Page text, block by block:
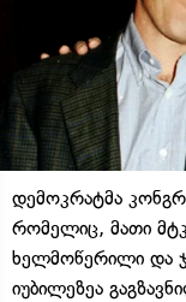
დემოკრატმა
რომელიც, მათი
ხელმოწერილი და
იუბილეზეა